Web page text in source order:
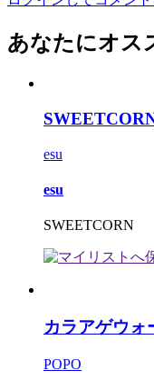
あなたにオス
esu
esu
SWEETCORN
カラアゲウォ
POPO